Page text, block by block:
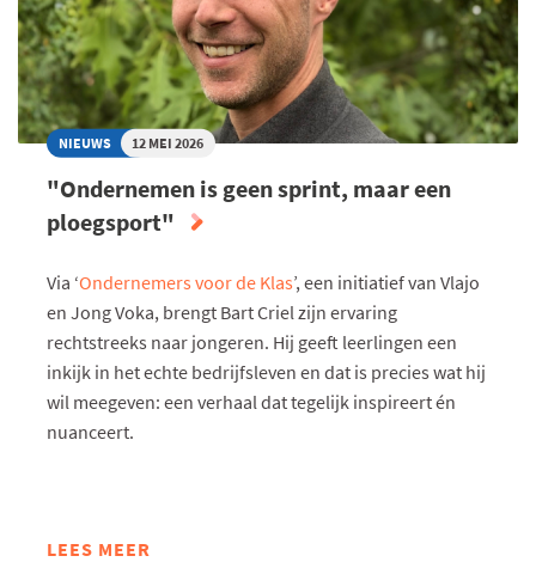
NIEUWS 12 MEI 2026
"Ondernemen is geen sprint, maar een
ploegsport"
Via ‘Ondernemers voor de Klas’, een initiatief van Vlajo
en Jong Voka, brengt Bart Criel zijn ervaring
rechtstreeks naar jongeren. Hij geeft leerlingen een
inkijk in het echte bedrijfsleven en dat is precies wat hij
wil meegeven: een verhaal dat tegelijk inspireert én
nuanceert.
LEES MEER
ABOUT